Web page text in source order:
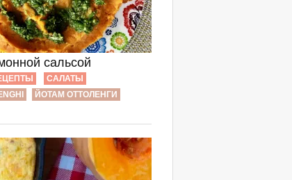
сальсой
САЛАТЫ
ЙОТАМ ОТТОЛЕНГИ